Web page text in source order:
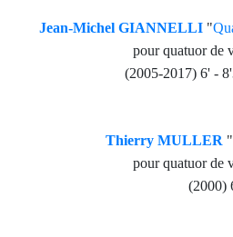
Jean-Michel GIANNELLI "
pour quatuor de
(2005-2017) 6' -
Thierry MULLER "
pour quatuor de
(2000)